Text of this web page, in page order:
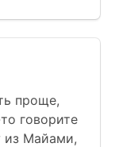
проще,
говорите
из Майами,